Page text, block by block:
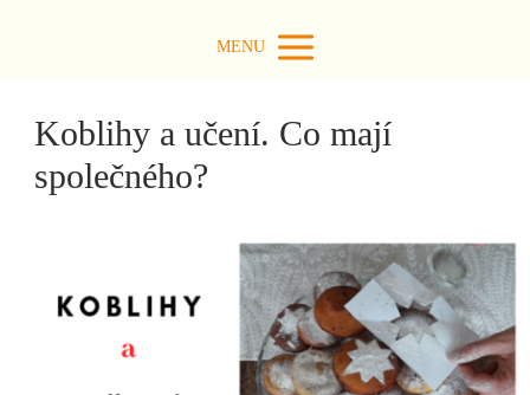
MENU
Koblihy a učení. Co mají
společného?